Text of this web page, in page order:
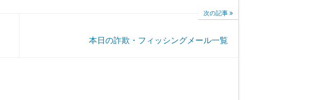
次の記事
本日の詐欺・フィッシングメール一覧